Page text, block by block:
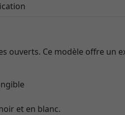
ouverts. Ce modèle offre un
et en blanc.